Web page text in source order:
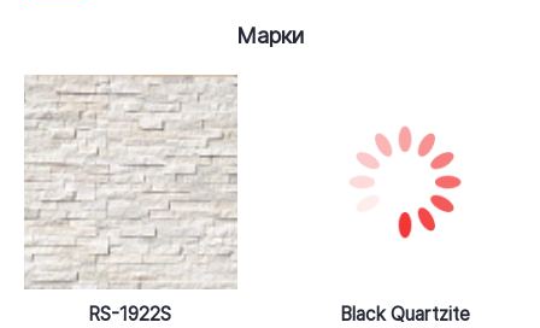
Марки
RS-1922S Black Quartzite